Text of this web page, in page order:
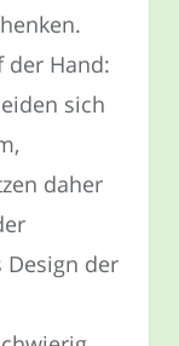
der Hand:
sich
daher
Design der